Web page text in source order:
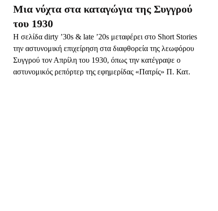
Μια νύχτα στα καταγώγια της Συγγρού
του 1930
Η σελίδα dirty ’30s & late ’20s μεταφέρει στο Short Stories
την αστυνομική επιχείρηση στα διαφθορεία της λεωφόρου
Συγγρού τον Απρίλη του 1930, όπως την κατέγραψε ο
αστυνομικός ρεπόρτερ της εφημερίδας «Πατρίς» Π. Κατ.